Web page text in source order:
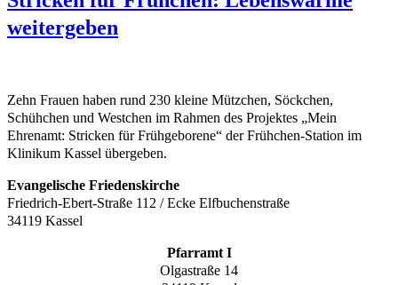
weitergeben
Zehn Frauen haben rund 230 kleine Mützchen, Söckchen,
Schühchen und Westchen im Rahmen des Projektes „Mein
Ehrenamt: Stricken für Frühgeborene“ der Frühchen-Station im
Klinikum Kassel übergeben.
Evangelische Friedenskirche
Friedrich-Ebert-Straße 112 / Ecke Elfbuchenstraße
34119 Kassel
Pfarramt I
Olgastraße 14